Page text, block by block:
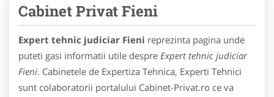
Cabinet Privat Fieni
Expert tehnic judiciar Fieni reprezinta pagina unde
puteti gasi informatii utile despre Expert tehnic judiciar
Fieni. Cabinetele de Expertiza Tehnica, Experti Tehnici
sunt colaboratorii portalului Cabinet-Privat.ro ce va